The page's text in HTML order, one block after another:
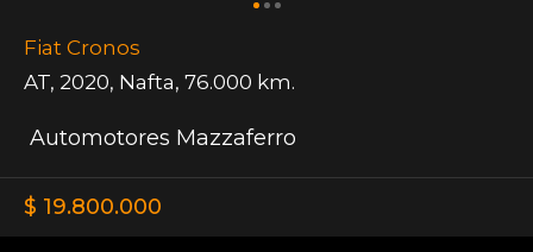
Fiat Cronos
AT, 2020, Nafta, 76.000 km.
Automotores Mazzaferro
$ 19.800.000